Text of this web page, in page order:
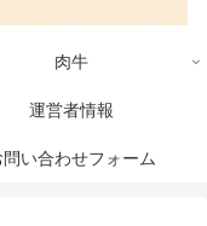
肉牛
運営者情報
問い合わせフォーム